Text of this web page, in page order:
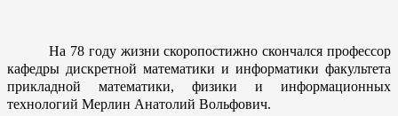
На 78 году жизни скоропостижно скончался профессор
кафедры дискретной математики и информатики факультета
прикладной математики, физики и информационных
технологий Мерлин Анатолий Вольфович.